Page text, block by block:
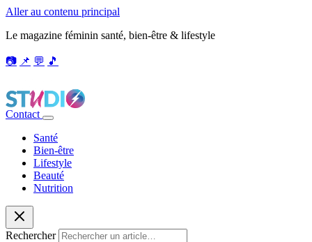
Aller au contenu principal
Le magazine féminin santé, bien-être & lifestyle
📷 📌 💬 🎵
Contact
Santé
Bien-être
Lifestyle
Beauté
Nutrition
Rechercher